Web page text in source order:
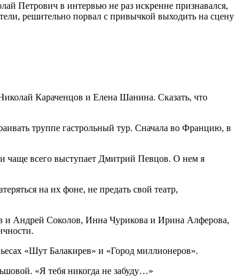
Петрович в интервью не раз искренне признавался,
решительно порвал с привычкой выходить на сцену
Караченцов и Елена Шанина. Сказать, что
труппе гастрольный тур. Сначала во Францию, в
чаще всего выступает Дмитрий Певцов. О нем я
на их фоне, не предать свой театр,
и Андрей Соколов, Инна Чурикова и Ирина Алферова,
«Шут Балакирев» и «Город миллионеров».
«Я тебя никогда не забуду…»